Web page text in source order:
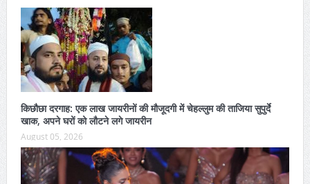
किछौछा दरगाह: एक लाख जायरीनों की मौजूदगी में चेहल्लुम की ताजिया सुपुर्दे
खाक, अपने घरों को लौटने लगे जायरीन
August 05, 2026